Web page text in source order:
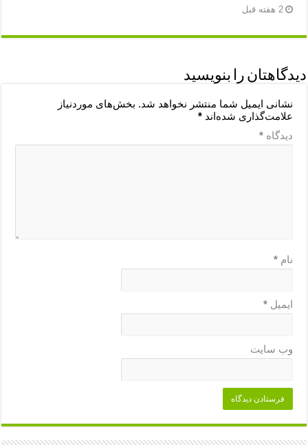
2 هفته قبل
دیدگاهتان را بنویسید
نشانی ایمیل شما منتشر نخواهد شد. بخش‌های موردنیاز
علامت‌گذاری شده‌اند*
دیدگاه*
نام*
ایمیل*
وب‌ سایت